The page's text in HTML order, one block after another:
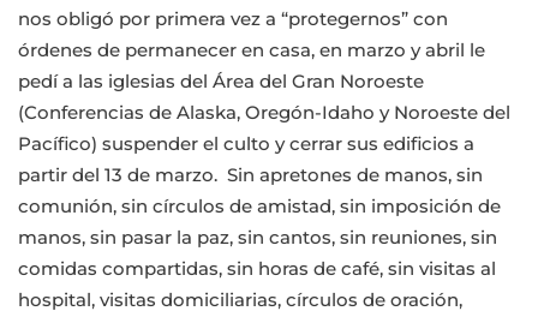
nos obligó por primera vez a “protegernos” con
órdenes de permanecer en casa, en marzo y abril le
pedí a las iglesias del Área del Gran Noroeste
(Conferencias de Alaska, Oregón-Idaho y Noroeste del
Pacífico) suspender el culto y cerrar sus edificios a
partir del 13 de marzo. Sin apretones de manos, sin
comunión, sin círculos de amistad, sin imposición de
manos, sin pasar la paz, sin cantos, sin reuniones, sin
comidas compartidas, sin horas de café, sin visitas al
hospital, visitas domiciliarias, círculos de oración,